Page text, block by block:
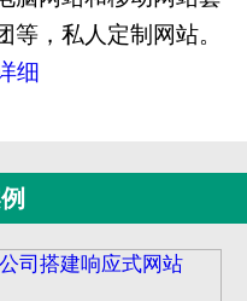
，私人定制网站。
细